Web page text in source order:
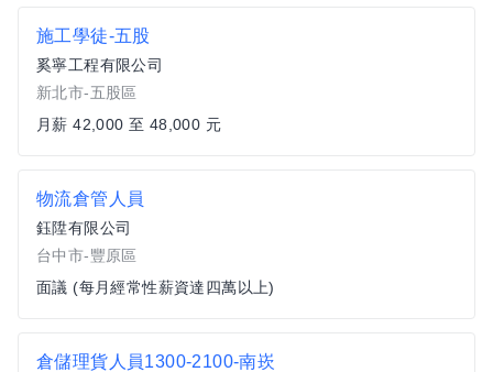
施工學徒-五股
奚寧工程有限公司
新北市-五股區
月薪 42,000 至 48,000 元
物流倉管人員
鈺陞有限公司
台中市-豐原區
面議 (每月經常性薪資達四萬以上)
倉儲理貨人員1300-2100-南崁